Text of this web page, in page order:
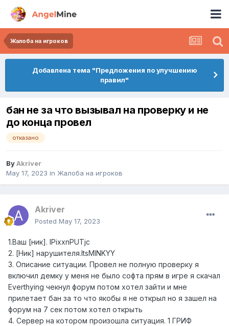
Жалоба на игроков
Добавлена тема "Предложения по улучшению
правил"
бан не за что вызывал на проверку и не
до конца провел
отказано
ByAkriver
May 17, 2023 in Жалоба на игроков
Akriver
Posted May 17, 2023
1.Ваш [ник]. lPixxnPUTjc
2. [Ник] нарушителя.ItsMINKYY
3. Описание ситуации. Провел не полную проверку я
включил демку у меня не было софта прям в игре я скачал
Everthying чекнул форум потом хотел зайти и мне
прилетает бан за то что якобы я не открыл но я зашел на
форум на 7 сек потом хотел открыть
4. Сервер на котором произошла ситуация. 1 ГРИФ